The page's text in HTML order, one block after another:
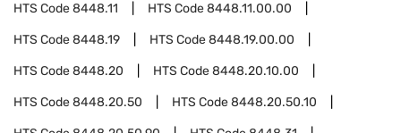
HTS Code8448.11 HTS Code8448.11.00.00
HTS Code8448.19 HTS Code8448.19.00.00
HTS Code8448.20 HTS Code8448.20.10.00
HTS Code8448.20.50 HTS Code8448.20.50.10